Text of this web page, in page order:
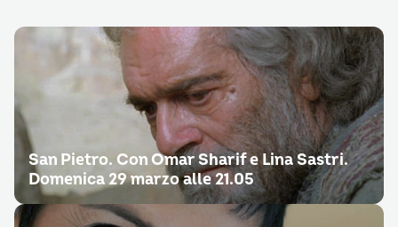
San Pietro. Con Omar Sharif e Lina Sastri.
Domenica 29 marzo alle 21.05